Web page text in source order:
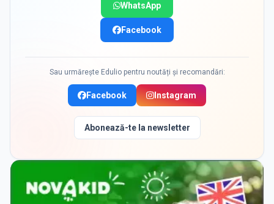
WhatsApp
Facebook
Sau urmărește Edulio pentru noutăți și recomandări:
Facebook Instagram
Abonează-te la newsletter